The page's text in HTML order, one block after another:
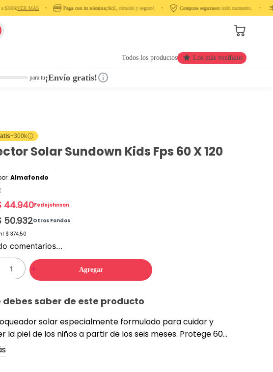
VER MÁS‎ ‎ ‎ ‎ •‎ ‎ ‎ ‎ Paga con tu nómina¡fácil, cómodo y seguro! ‎ ‎ ‎ ‎ •‎ ‎ ‎ ‎ Compras segurasen todo momento. ‎ ‎ ‎ ‎ •‎ ‎ ‎ ‎ ‎
Todos los productos Los más vendidos
para tu¡Envío gratis!
+300k
Solar Sundown Kids Fps 60 X 120
Almafondo
44.940Fedejohnson
50.932Otros Fondos
$ 374,50
comentarios…
＋ Agregar
debes saber de este producto
solar especialmente formulado para cuidar y
la piel de los niños a partir de los seis meses. Protege 60
que una piel desprotegida. Mantiene su alto grado de
solar aún dentro del agua. Es resistente al sudor y al